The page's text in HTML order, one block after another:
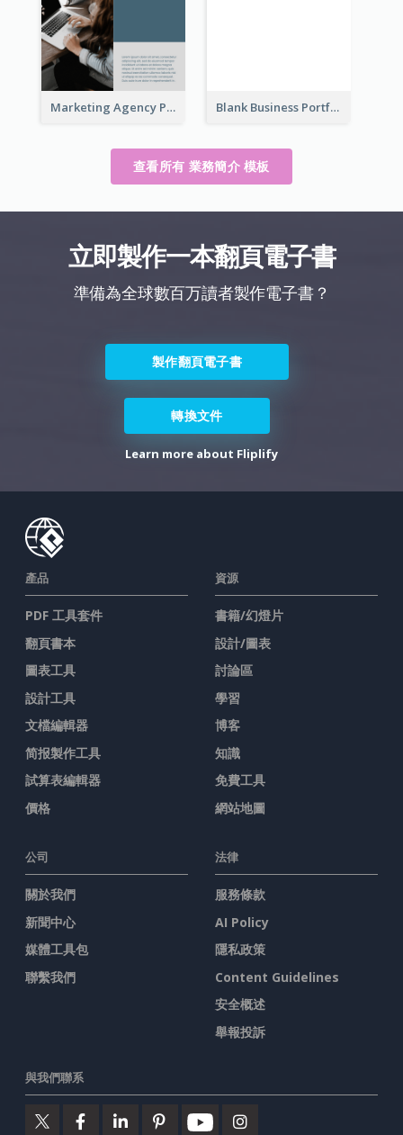
Marketing Agency Portfolio Blank Business Portfolio
查看所有 業務簡介 模板
立即製作一本翻頁電子書
準備為全球數百万讀者製作電子書？
製作翻頁電子書
轉換文件
Learn more about Fliplify
產品
PDF 工具套件
翻頁書本
圖表工具
設計工具
文檔編輯器
简报製作工具
試算表編輯器
價格
資源
書籍/幻燈片
設計/圖表
討論區
學習
博客
知識
免費工具
網站地圖
公司
關於我們
新聞中心
媒體工具包
聯繫我們
法律
服務條款
AI Policy
隱私政策
Content Guidelines
安全概述
舉報投訴
與我們聯系